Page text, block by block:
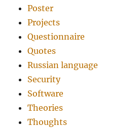
Poster
Projects
Questionnaire
Quotes
Russian language
Security
Software
Theories
Thoughts